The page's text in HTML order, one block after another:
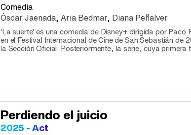
Comedia
Óscar Jaenada, Aria Bedmar, Diana Peñalver
'La suerte' es una comedia de Disney+ dirigida por
en el Festival Internacional de Cine de San Sebastián
la Sección Oficial. Posteriormente, la serie, cuya primera
Perdiendo el juicio
2025 - Act